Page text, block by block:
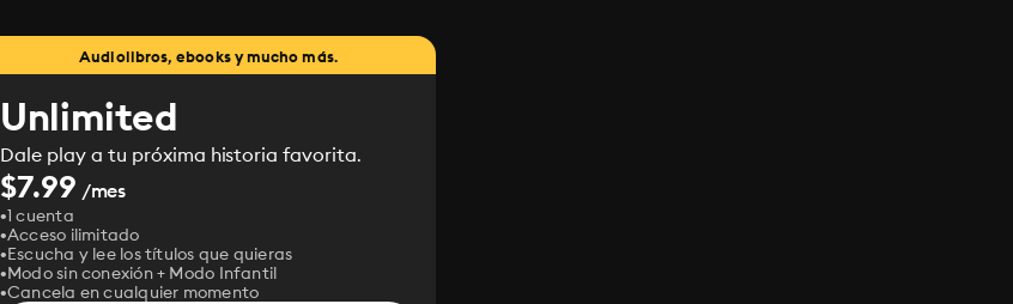
Audiolibros, ebooks y mucho más.
Unlimited
Dale play a tu próxima historia favorita.
$7.99 /mes
1 cuenta
Acceso ilimitado
Escucha y lee los títulos que quieras
Modo sin conexión + Modo Infantil
Cancela en cualquier momento